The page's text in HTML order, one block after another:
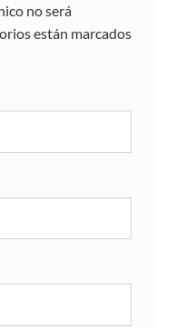
no será
están marcados